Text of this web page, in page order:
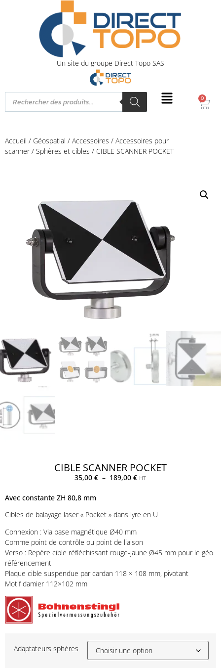
Un site du groupe Direct Topo SAS
0
Accueil / Géospatial / Accessoires / Accessoires pour
scanner/ Sphères et cibles / CIBLE SCANNER POCKET
CIBLE SCANNER POCKET
35,00€ – 189,00€ HT
Avec constante ZH 80,8 mm
Cibles de balayage laser « Pocket » dans lyre en U
Connexion : Via base magnétique Ø40 mm
Comme point de contrôle ou point de liaison
Verso : Repère cible réfléchissant rouge-jaune Ø45 mm pour le géo
référencement
Plaque cible suspendue par cardan 118 × 108 mm, pivotant
Motif damier 112×102 mm
Adaptateurs sphéres